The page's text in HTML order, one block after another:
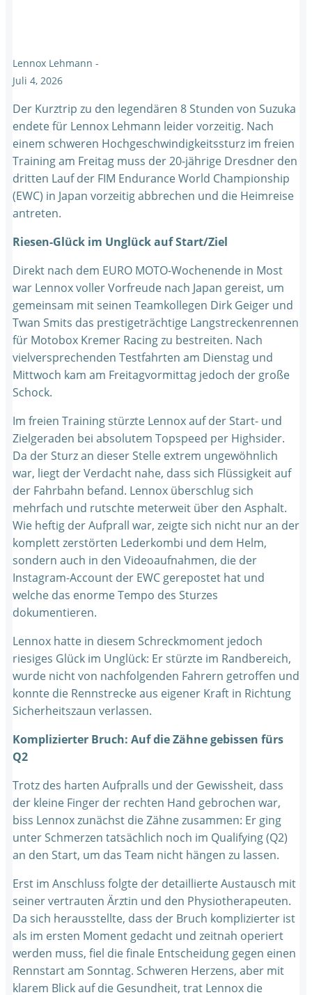
Lennox Lehmann -
Juli 4, 2026
Der Kurztrip zu den legendären 8 Stunden von Suzuka
endete für Lennox Lehmann leider vorzeitig. Nach
einem schweren Hochgeschwindigkeitssturz im freien
Training am Freitag muss der 20-jährige Dresdner den
dritten Lauf der FIM Endurance World Championship
(EWC) in Japan vorzeitig abbrechen und die Heimreise
antreten.
Riesen-Glück im Unglück auf Start/Ziel
Direkt nach dem EURO MOTO-Wochenende in Most
war Lennox voller Vorfreude nach Japan gereist, um
gemeinsam mit seinen Teamkollegen Dirk Geiger und
Twan Smits das prestigeträchtige Langstreckenrennen
für Motobox Kremer Racing zu bestreiten. Nach
vielversprechenden Testfahrten am Dienstag und
Mittwoch kam am Freitagvormittag jedoch der große
Schock.
Im freien Training stürzte Lennox auf der Start- und
Zielgeraden bei absolutem Topspeed per Highsider.
Da der Sturz an dieser Stelle extrem ungewöhnlich
war, liegt der Verdacht nahe, dass sich Flüssigkeit auf
der Fahrbahn befand. Lennox überschlug sich
mehrfach und rutschte meterweit über den Asphalt.
Wie heftig der Aufprall war, zeigte sich nicht nur an der
komplett zerstörten Lederkombi und dem Helm,
sondern auch in den Videoaufnahmen, die der
Instagram-Account der EWC gerepostet hat und
welche das enorme Tempo des Sturzes
dokumentieren.
Lennox hatte in diesem Schreckmoment jedoch
riesiges Glück im Unglück: Er stürzte im Randbereich,
wurde nicht von nachfolgenden Fahrern getroffen und
konnte die Rennstrecke aus eigener Kraft in Richtung
Sicherheitszaun verlassen.
Komplizierter Bruch: Auf die Zähne gebissen fürs
Q2
Trotz des harten Aufpralls und der Gewissheit, dass
der kleine Finger der rechten Hand gebrochen war,
biss Lennox zunächst die Zähne zusammen: Er ging
unter Schmerzen tatsächlich noch im Qualifying (Q2)
an den Start, um das Team nicht hängen zu lassen.
Erst im Anschluss folgte der detaillierte Austausch mit
seiner vertrauten Ärztin und den Physiotherapeuten.
Da sich herausstellte, dass der Bruch komplizierter ist
als im ersten Moment gedacht und zeitnah operiert
werden muss, fiel die finale Entscheidung gegen einen
Rennstart am Sonntag. Schweren Herzens, aber mit
klarem Blick auf die Gesundheit, trat Lennox die